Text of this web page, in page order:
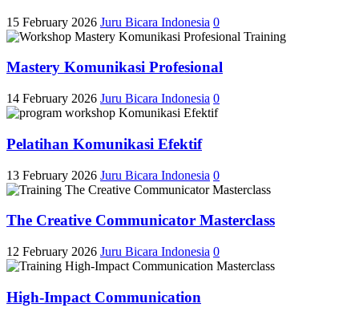
15 February 2026 Juru Bicara Indonesia 0
Mastery Komunikasi Profesional
14 February 2026 Juru Bicara Indonesia 0
Pelatihan Komunikasi Efektif
13 February 2026 Juru Bicara Indonesia 0
The Creative Communicator Masterclass
12 February 2026 Juru Bicara Indonesia 0
High-Impact Communication